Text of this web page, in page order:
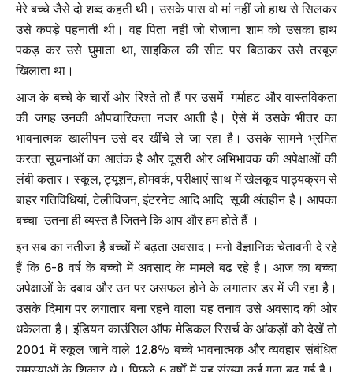
मेरे बच्चे जैसे दो शब्द कहती थी। उसके पास वो मां नहीं जो हाथ से सिलकर
उसे कपड़े पहनाती थी। वह पिता नहीं जो रोजाना शाम को उसका हाथ
पकड़ कर उसे घुमाता था, साइकिल की सीट पर बिठाकर उसे तरबूज
खिलाता था।
आज के बच्चे के चारों ओर रिश्ते तो हैं पर उसमें गर्माहट और वास्तविकता
की जगह उनकी औपचारिकता नजर आती है। ऐसे में उसके भीतर का
भावनात्मक खालीपन उसे दर खींचे ले जा रहा है। उसके सामने भ्रमित
करता सूचनाओं का आतंक है और दूसरी ओर अभिभावक की अपेक्षाओं की
लंबी कतार। स्कूल, ट्यूशन, होमवर्क, परीक्षाएं साथ में खेलकूद पाठ्यक्रम से
बाहर गतिविधियां, टेलीविजन, इंटरनेट आदि आदि सूची अंतहीन है। आपका
बच्चा उतना ही व्यस्त है जितने कि आप और हम होते हैं ।
इन सब का नतीजा है बच्चों में बढ़ता अवसाद। मनो वैज्ञानिक चेतावनी दे रहे
हैं कि 6-8 वर्ष के बच्चों में अवसाद के मामले बढ़ रहे है। आज का बच्चा
अपेक्षाओं के दबाव और उन पर असफल होने के लगातार डर में जी रहा है।
उसके दिमाग पर लगातार बना रहने वाला यह तनाव उसे अवसाद की ओर
धकेलता है। इंडियन काउंसिल ऑफ मेडिकल रिसर्च के आंकड़ों को देखें तो
2001 में स्कूल जाने वाले 12.8% बच्चे भावनात्मक और व्यवहार संबंधित